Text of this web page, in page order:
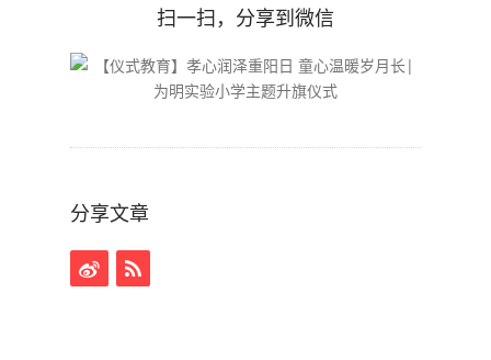
扫一扫，分享到微信
分享文章